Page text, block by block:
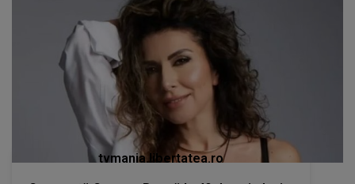
tvmania.libertatea.ro
Cum arată Carmen Brumă la 49 de ani, deși a
mâncat desert zilnic în vacanță: «Nu e noroc!»
[FOTO]